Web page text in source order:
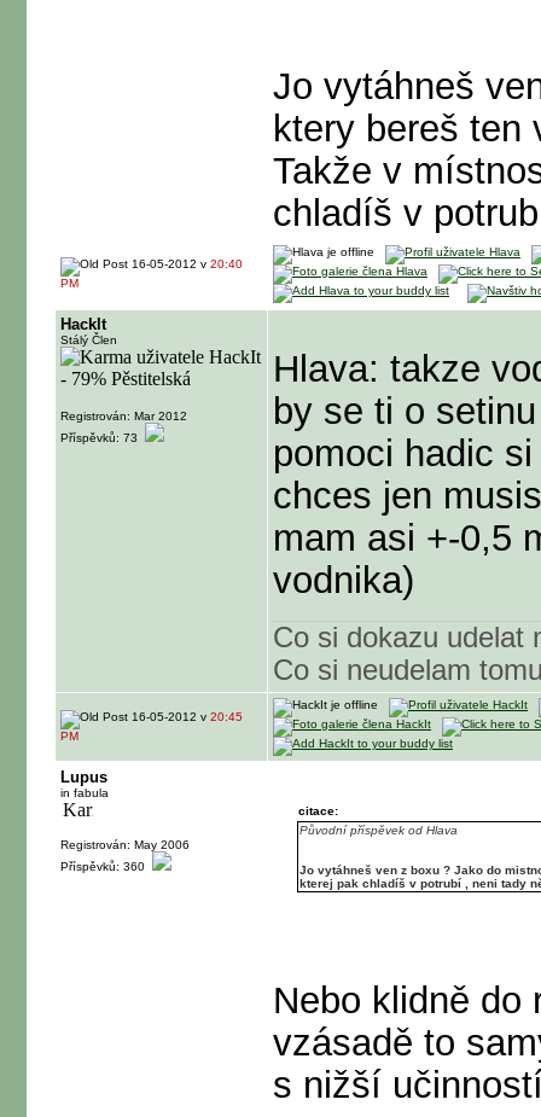
Jo vytáhneš
ktery bereš ten
Takže v
chladíš v
16-05-2012 v 20:40
PM
HackIt
Stálý Člen
Registrován: Mar 2012
Příspěvků: 73
Hlava: takze
by se ti o
pomoci hadic
chces jen
mam asi +-0,5
vodnika)
Co si dokazu udelat
Co si neudelam
16-05-2012 v 20:45
PM
Lupus
in fabula
Registrován: May 2006
Příspěvků: 360
citace:
Původní příspěvek od Hlava
Jo vytáhneš ven z boxu ? Jako do
kterej pak chladíš v potrubí , neni tady
Nebo klidně do
vzásadě to
s nižší